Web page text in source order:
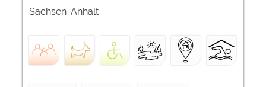
Sachsen-Anhalt